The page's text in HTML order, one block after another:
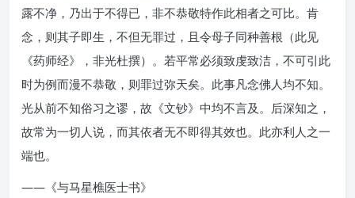
露不净，乃出于不得已，非不恭敬特作此相者之可比。肯
念，则其子即生，不但无罪过，且令母子同种善根（此见
《药师经》，非光杜撰）。若平常必须致虔致洁，不可引此
时为例而漫不恭敬，则罪过弥天矣。此事凡念佛人均不知。
光从前不知俗习之谬，故《文钞》中均不言及。后深知之，
故常为一切人说，而其依者无不即得其效也。此亦利人之一
端也。
——《与马星樵医士书》